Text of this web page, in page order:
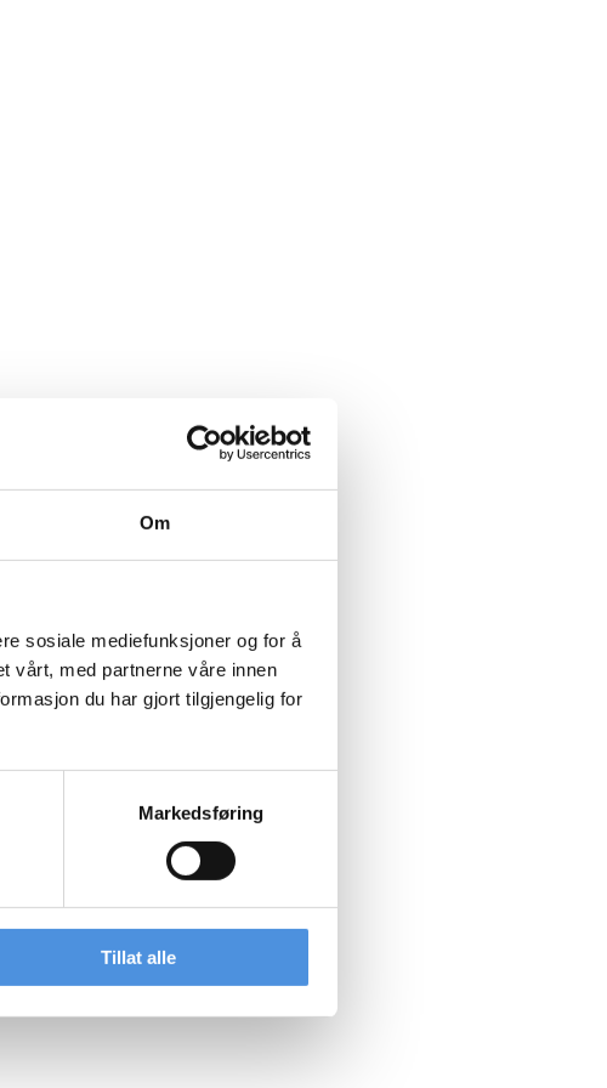
Om
sosiale mediefunksjoner og for å
vårt, med partnerne våre innen
du har gjort tilgjengelig for
Markedsføring
Tillat alle